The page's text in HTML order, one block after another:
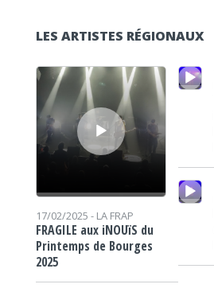
LES ARTISTES RÉGIONAUX
Lecteur audio
17/02/2025 - LA FRAP
FRAGILE aux iNOUïS du
Printemps de Bourges
2025
Lecteur audio
Lecteur audio